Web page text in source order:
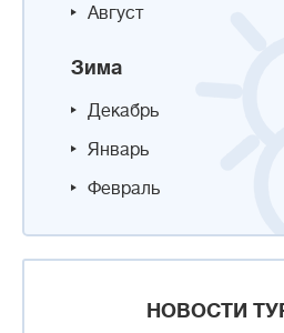
Август
Зима
Декабрь
Январь
Февраль
НОВОСТИ